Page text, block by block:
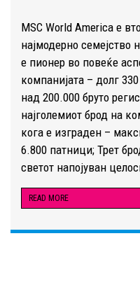
MSC World America е
најмодерно семејство
е пионер во повеќе
компанијата – долг
над 200.000 бруто
најголемиот брод на
кога е изграден –
6.800 патници; Трет
светот напојуван
READ MORE